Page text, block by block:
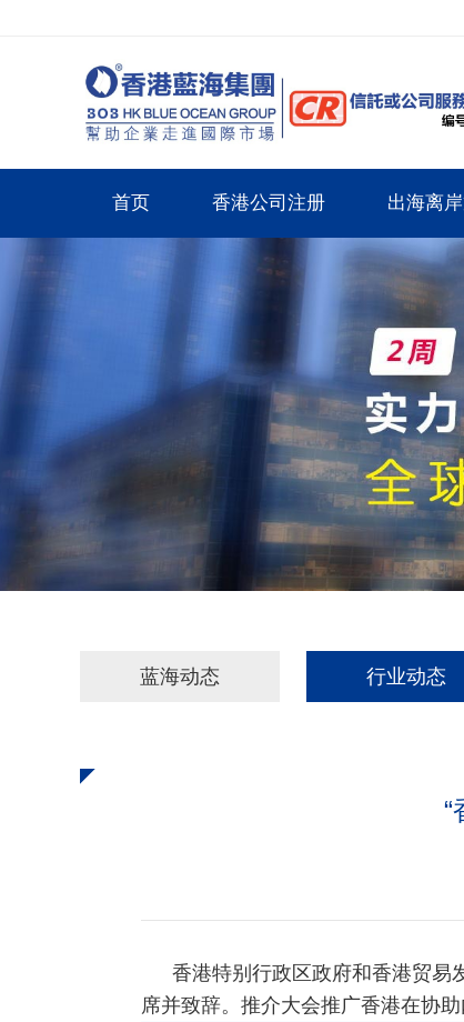
首页 香港公司注册 出海离
蓝海动态 行业动态
“
香港特别行政区政府和香港贸易
席并致辞。推介大会推广香港在协